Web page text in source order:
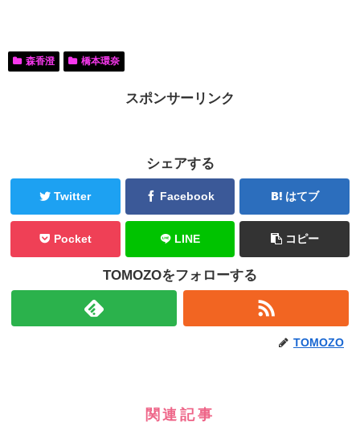
森香澄 橋本環奈
スポンサーリンク
シェアする
Twitter Facebook はてブ
Pocket LINE コピー
TOMOZOをフォローする
TOMOZO
関連記事